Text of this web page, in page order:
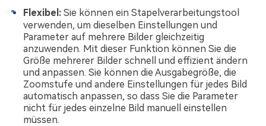
Flexibel: Sie können ein Stapelverarbeitungstool
verwenden, um dieselben Einstellungen und
Parameter auf mehrere Bilder gleichzeitig
anzuwenden. Mit dieser Funktion können Sie die
Größe mehrerer Bilder schnell und effizient ändern
und anpassen. Sie können die Ausgabegröße, die
Zoomstufe und andere Einstellungen für jedes Bild
automatisch anpassen, so dass Sie die Parameter
nicht für jedes einzelne Bild manuell einstellen
müssen.